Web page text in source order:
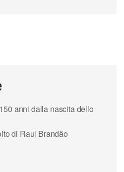
anni dalla nascita dello
di Raul Brandão